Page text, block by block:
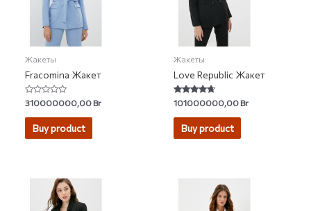
Жакеты
Fracomina Жакет
Rated
0
out
310000000,00Br
Buy product
Жакеты
Love Republic Жакет
Rated
4.50
out of 5
101000000,00Br
Buy product